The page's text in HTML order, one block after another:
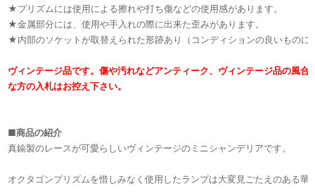
★プリズムには使用による擦れや打ち傷などの使用感があります。
★金属部分には、使用や手入れの際に出来た歪みがあります。
★内部のソケットが取替えられた形跡あり（コンディションの良いものに
ヴィンテージ品です。傷や汚れなどアンティーク、ヴィンテージ品の風合
な方の入札はお控え下さい。
■商品の紹介
真鍮製のレースが可愛らしいヴィンテージのミニシャンデリアです。
オクタゴンプリズムを惜しみなく使用したランプは大変見ごたえのある華